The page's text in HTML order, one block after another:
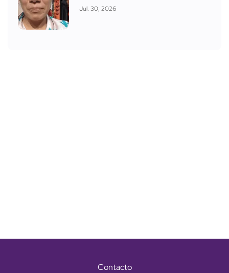
Jul. 30, 2026
Contacto